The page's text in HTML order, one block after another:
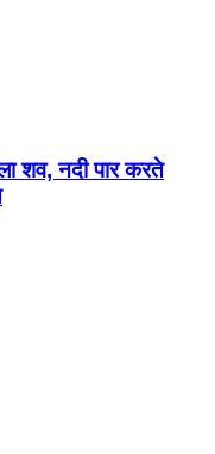
शव, नदी पार करते